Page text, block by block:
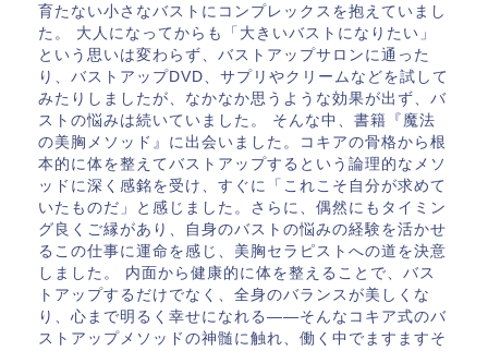
育たない小さなバストにコンプレックスを抱えていまし
た。 大人になってからも「大きいバストになりたい」
という思いは変わらず、バストアップサロンに通った
り、バストアップDVD、サプリやクリームなどを試して
みたりしましたが、なかなか思うような効果が出ず、バ
ストの悩みは続いていました。 そんな中、書籍『魔法
の美胸メソッド』に出会いました。コキアの骨格から根
本的に体を整えてバストアップするという論理的なメソ
ッドに深く感銘を受け、すぐに「これこそ自分が求めて
いたものだ」と感じました。さらに、偶然にもタイミン
グ良くご縁があり、自身のバストの悩みの経験を活かせ
るこの仕事に運命を感じ、美胸セラピストへの道を決意
しました。 内面から健康的に体を整えることで、バス
トアップするだけでなく、全身のバランスが美しくな
り、心まで明るく幸せになれる――そんなコキア式のバ
ストアップメソッドの神髄に触れ、働く中でますますそ